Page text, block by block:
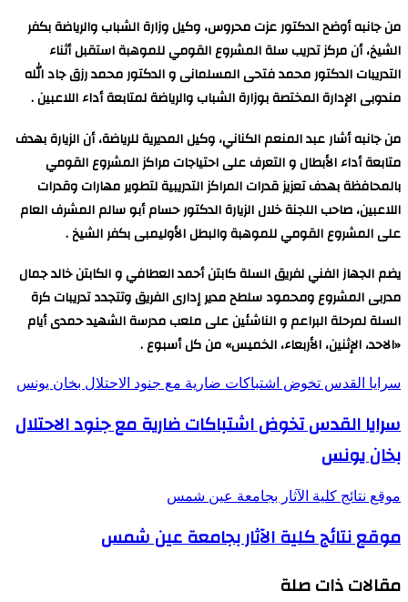
من جانبه أوضح الدكتور عزت محروس، وكيل وزارة الشباب والرياضة بكفر
الشيخ، أن مركز تدريب سلة المشروع القومي للموهبة استقبل أثناء
التدريبات الدكتور محمد فتحى المسلمانى و الدكتور محمد رزق جاد الله
مندوبى الإدارة المختصة بوزارة الشباب والرياضة لمتابعة أداء اللاعبين .
من جانبه أشار عبد المنعم الكناني، وكيل المديرية للرياضة، أن الزيارة بهدف
متابعة أداء الأبطال و التعرف على احتياجات مراكز المشروع القومي
بالمحافظة بهدف تعزيز قدرات المراكز التدريبية لتطوير مهارات وقدرات
اللاعبين، صاحب اللجنة خلال الزيارة الدكتور حسام أبو سالم المشرف العام
على المشروع القومي للموهبة والبطل الأوليمبى بكفر الشيخ .
يضم الجهاز الفني لفريق السلة كابتن أحمد العطافي و الكابتن خالد جمال
مدربى المشروع ومحمود سلطح مدير إدارى الفريق وتتجدد تدريبات كرة
السلة لمرحلة البراعم و الناشئين على ملعب مدرسة الشهيد حمدى أيام
«الاحد، الإثنين، الأربعاء، الخميس» من كل أسبوع .
سرايا القدس تخوض اشتباكات ضارية مع جنود الاحتلال بخان يونس
سرايا القدس تخوض اشتباكات ضارية مع جنود الاحتلال
بخان يونس
موقع نتائج كلية الآثار بجامعة عين شمس
موقع نتائج كلية الآثار بجامعة عين شمس
مقالات ذات صلة